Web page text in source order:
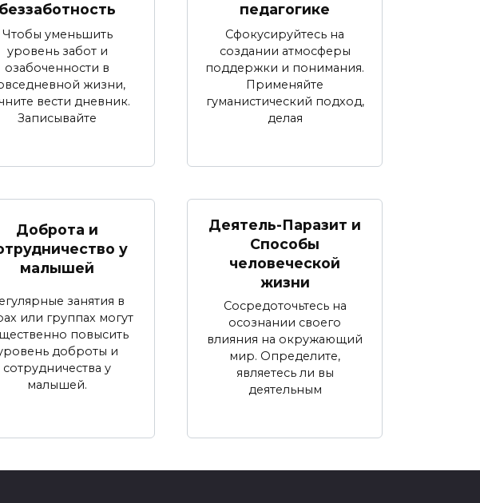
беззаботность
Чтобы уменьшить
уровень забот и
озабоченности в
жизни,
вести дневник.
Записывайте
педагогике
Сфокусируйтесь на
создании атмосферы
поддержки и понимания.
Применяйте
гуманистический подход,
делая
Доброта и
у
малышей
занятия в
или группах могут
повысить
доброты и
сотрудничества у
малышей.
Деятель-Паразит и
Способы
человеческой
жизни
Сосредоточьтесь на
осознании своего
влияния на окружающий
мир. Определите,
являетесь ли вы
деятельным